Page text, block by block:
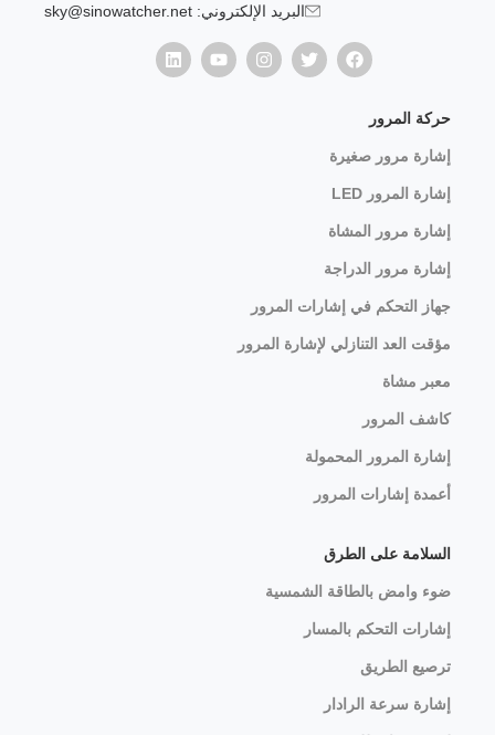
البريد الإلكتروني: sky@sinowatcher.net
حركة المرور
إشارة مرور صغيرة
إشارة المرور LED
إشارة مرور المشاة
إشارة مرور الدراجة
جهاز التحكم في إشارات المرور
مؤقت العد التنازلي لإشارة المرور
معبر مشاة
كاشف المرور
إشارة المرور المحمولة
أعمدة إشارات المرور
السلامة على الطرق
ضوء وامض بالطاقة الشمسية
إشارات التحكم بالمسار
ترصيع الطريق
إشارة سرعة الرادار